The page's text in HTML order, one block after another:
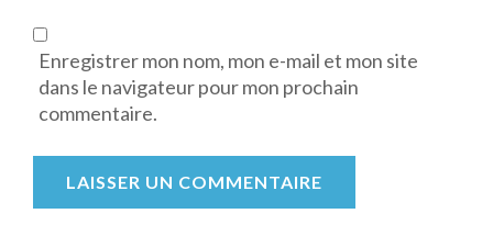
Enregistrer mon nom, mon e-mail et mon site
dans le navigateur pour mon prochain
commentaire.